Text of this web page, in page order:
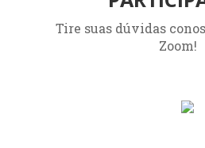
Tire suas dúvidas
Zoom!